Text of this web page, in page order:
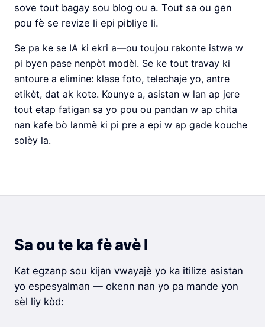
sove tout bagay sou blog ou a. Tout sa ou gen
pou fè se revize li epi pibliye li.
Se pa ke se IA ki ekri a—ou toujou rakonte istwa w
pi byen pase nenpòt modèl. Se ke tout travay ki
antoure a elimine: klase foto, telechaje yo, antre
etikèt, dat ak kote. Kounye a, asistan w lan ap jere
tout etap fatigan sa yo pou ou pandan w ap chita
nan kafe bò lanmè ki pi pre a epi w ap gade kouche
solèy la.
Sa ou te ka fè avè l
Kat egzanp sou kijan vwayajè yo ka itilize asistan
yo espesyalman — okenn nan yo pa mande yon
sèl liy kòd: